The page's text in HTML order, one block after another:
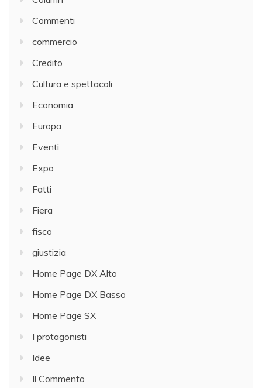
Commenti
commercio
Credito
Cultura e spettacoli
Economia
Europa
Eventi
Expo
Fatti
Fiera
fisco
giustizia
Home Page DX Alto
Home Page DX Basso
Home Page SX
I protagonisti
Idee
Il Commento